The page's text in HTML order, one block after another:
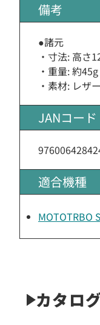
備考
●諸元
・寸法: 高
・重量: 約45g
・素材: レザー
JANコード
適合機種
MOTOTRBO
カタロ